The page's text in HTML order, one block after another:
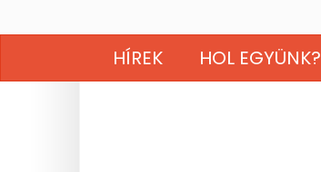
HÍREK HOL EGYÜNK?